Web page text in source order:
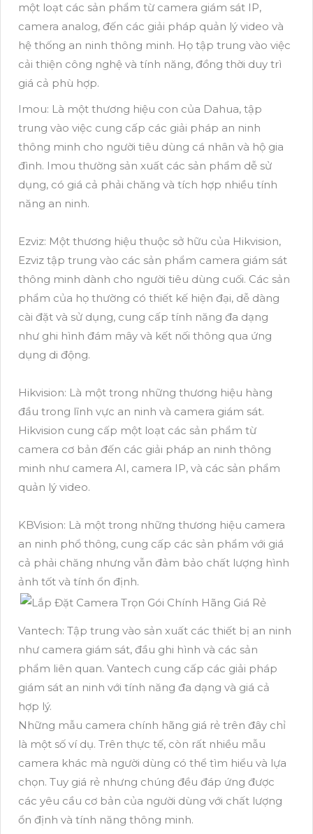
một loạt các sản phẩm từ camera giám sát IP,
camera analog, đến các giải pháp quản lý video và
hệ thống an ninh thông minh. Họ tập trung vào việc
cải thiện công nghệ và tính năng, đồng thời duy trì
giá cả phù hợp.
Imou: Là một thương hiệu con của Dahua, tập
trung vào việc cung cấp các giải pháp an ninh
thông minh cho người tiêu dùng cá nhân và hộ gia
đình. Imou thường sản xuất các sản phẩm dễ sử
dụng, có giá cả phải chăng và tích hợp nhiều tính
năng an ninh.
Ezviz: Một thương hiệu thuộc sở hữu của Hikvision,
Ezviz tập trung vào các sản phẩm camera giám sát
thông minh dành cho người tiêu dùng cuối. Các sản
phẩm của họ thường có thiết kế hiện đại, dễ dàng
cài đặt và sử dụng, cung cấp tính năng đa dạng
như ghi hình đám mây và kết nối thông qua ứng
dụng di động.
Hikvision: Là một trong những thương hiệu hàng
đầu trong lĩnh vực an ninh và camera giám sát.
Hikvision cung cấp một loạt các sản phẩm từ
camera cơ bản đến các giải pháp an ninh thông
minh như camera AI, camera IP, và các sản phẩm
quản lý video.
KBVision: Là một trong những thương hiệu camera
an ninh phổ thông, cung cấp các sản phẩm với giá
cả phải chăng nhưng vẫn đảm bảo chất lượng hình
ảnh tốt và tính ổn định.
Vantech: Tập trung vào sản xuất các thiết bị an ninh
như camera giám sát, đầu ghi hình và các sản
phẩm liên quan. Vantech cung cấp các giải pháp
giám sát an ninh với tính năng đa dạng và giá cả
hợp lý.
Những mẫu camera chính hãng giá rẻ trên đây chỉ
là một số ví dụ. Trên thực tế, còn rất nhiều mẫu
camera khác mà người dùng có thể tìm hiểu và lựa
chọn. Tuy giá rẻ nhưng chúng đều đáp ứng được
các yêu cầu cơ bản của người dùng với chất lượng
ổn định và tính năng thông minh.